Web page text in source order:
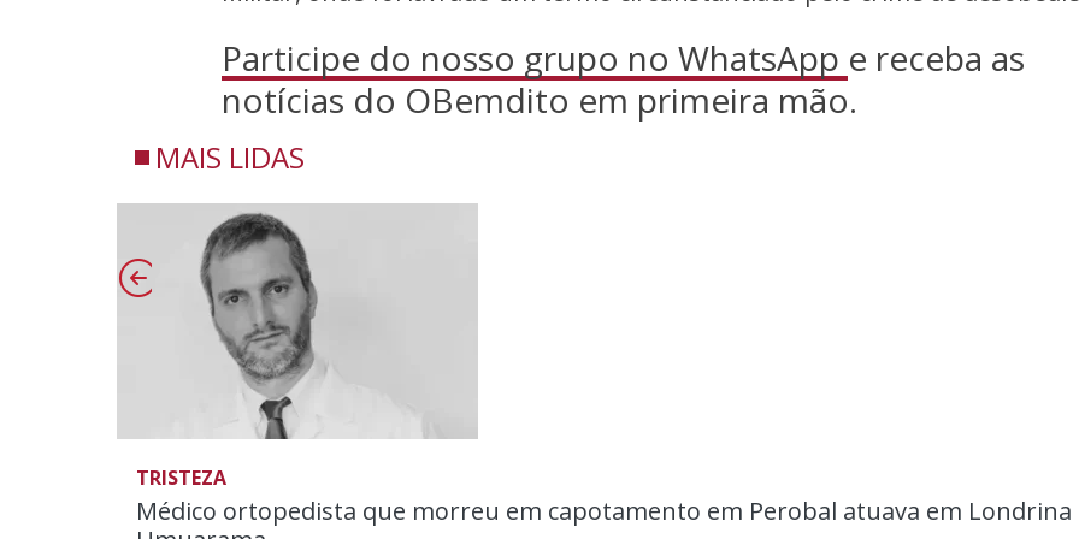
Participe do nosso grupo no WhatsApp e receba as
notícias do OBemdito em primeira mão.
MAIS LIDAS
TRISTEZA
Médico ortopedista que morreu em capotamento em Perobal atuava em Londrina